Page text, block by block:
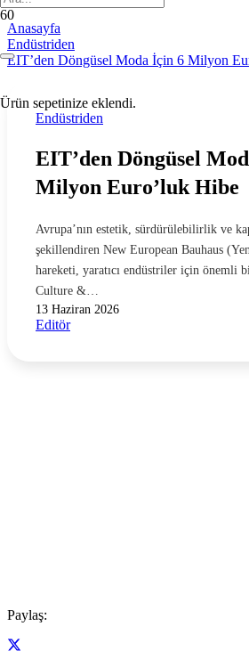
Ürün sepetinize eklendi.
Anasayfa
Endüstriden
EIT’den Döngüsel Moda İçin 6 Milyon
Endüstriden
EIT’den Döngüsel
Milyon Euro’luk Hibe
Avrupa’nın estetik, sürdürülebilirlik ve
şekillendiren New European Bauhaus
hareketi, yaratıcı endüstriler için önemli
Culture &…
13 Haziran 2026
Editör
Paylaş: